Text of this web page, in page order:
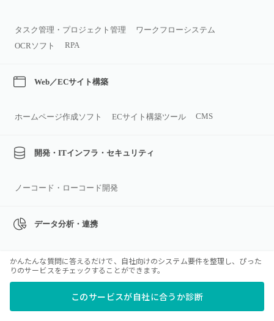
タスク管理・プロジェクト管理
ワークフローシステム
OCRソフト
RPA
Web／ECサイト構築
ホームページ作成ソフト ECサイト構築ツール CMS
開発・ITインフラ・セキュリティ
ノーコード・ローコード開発
データ分析・連携
BIツール
>すべてのカテゴリ
かんたんな質問に答えるだけで、自社向けのシステム要件を整理し、ぴった
りのサービスをチェックすることができます。
このサービスが自社に合うか診断